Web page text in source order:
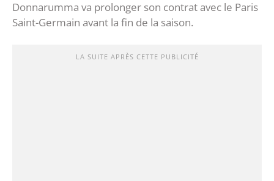
Donnarumma va prolonger son contrat avec le Paris
Saint-Germain avant la fin de la saison.
LA SUITE APRÈS CETTE PUBLICITÉ